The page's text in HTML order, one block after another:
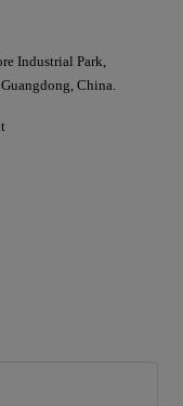
Industrial Park,
China.